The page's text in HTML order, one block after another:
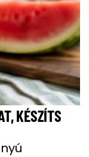
KÉSZÍTS